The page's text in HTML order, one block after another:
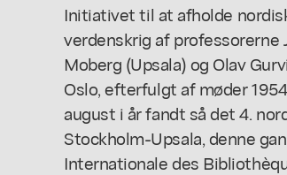
Initiativet til at afholde
verdenskrig af professorerne
Moberg (Upsala) og Olav
Oslo, efterfulgt af møder
august i år fandt så det 4.
Stockholm-Upsala, denne
Internationale des